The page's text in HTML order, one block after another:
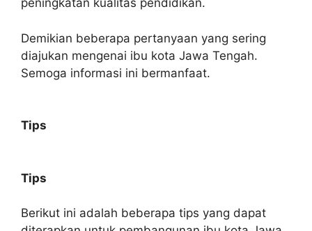
peningkatan kualitas pendidikan.
Demikian beberapa pertanyaan yang sering
diajukan mengenai ibu kota Jawa Tengah.
Semoga informasi ini bermanfaat.
Tips
Tips
Berikut ini adalah beberapa tips yang dapat